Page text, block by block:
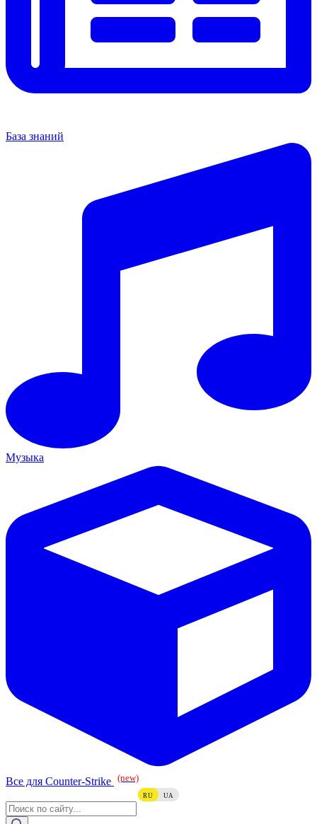
База знаний
Музыка
Все для Counter-Strike (new)
RU UA